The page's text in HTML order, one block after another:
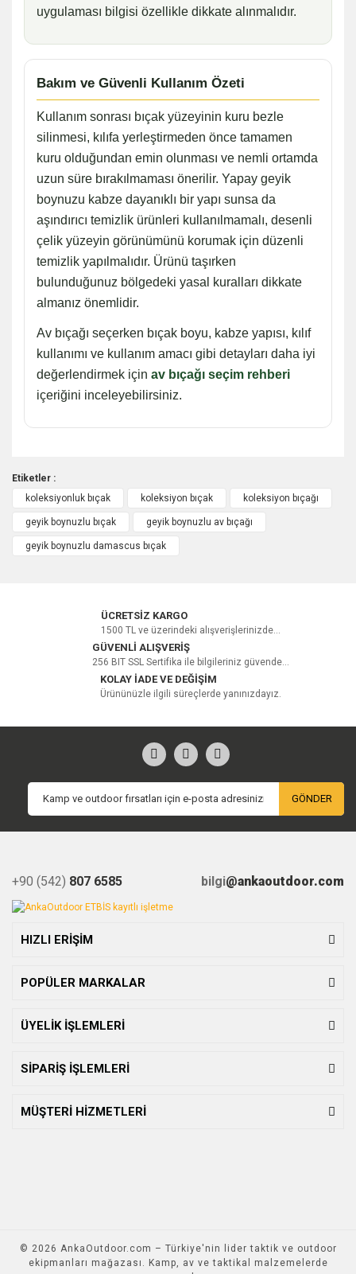
uygulaması bilgisi özellikle dikkate alınmalıdır.
Bakım ve Güvenli Kullanım Özeti
Kullanım sonrası bıçak yüzeyinin kuru bezle
silinmesi, kılıfa yerleştirmeden önce tamamen
kuru olduğundan emin olunması ve nemli ortamda
uzun süre bırakılmaması önerilir. Yapay geyik
boynuzu kabze dayanıklı bir yapı sunsa da
aşındırıcı temizlik ürünleri kullanılmamalı, desenli
çelik yüzeyin görünümünü korumak için düzenli
temizlik yapılmalıdır. Ürünü taşırken
bulunduğunuz bölgedeki yasal kuralları dikkate
almanız önemlidir.
Av bıçağı seçerken bıçak boyu, kabze yapısı, kılıf
kullanımı ve kullanım amacı gibi detayları daha iyi
değerlendirmek için av bıçağı seçim rehberi
içeriğini inceleyebilirsiniz.
Bu ürüne ilk yorumu siz yapın!
Etiketler :
koleksiyonluk bıçak
koleksiyon bıçak koleksiyon bıçağı
geyik boynuzlu bıçak geyik boynuzlu av bıçağı
geyik boynuzlu damascus bıçak
ÜCRETSİZ KARGO
1500 TL ve üzerindeki alışverişlerinizde...
GÜVENLİ ALIŞVERİŞ
256 BIT SSL Sertifika ile bilgileriniz güvende...
KOLAY İADE VE DEĞİŞİM
Ürününüzle ilgili süreçlerde yanınızdayız.
GÖNDER
+90 (542) 807 6585 bilgi@ankaoutdoor.com
HIZLI ERİŞİM
POPÜLER MARKALAR
ÜYELİK İŞLEMLERİ
SİPARİŞ İŞLEMLERİ
MÜŞTERİ HİZMETLERİ
© 2026 AnkaOutdoor.com – Türkiye'nin lider taktik ve outdoor
ekipmanları mağazası. Kamp, av ve taktikal malzemelerde